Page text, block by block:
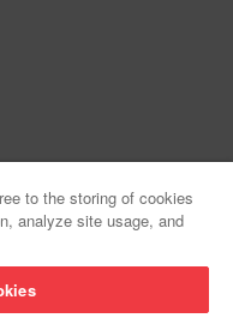
to the storing of cookies
analyze site usage, and